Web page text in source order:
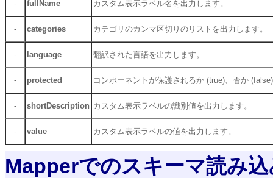
- fullName カスタム表示ラベル名を出力します。
- categories カテゴリのカンマ区切りのリストを出力します。
- language 翻訳された言語を出力します。
- protected コンポーネントが保護されるか (true)、否か
- shortDescription カスタム表示ラベルの識別値を出力します。
- value カスタム表示ラベルの値を出力します。
Mapperでのスキーマ読み